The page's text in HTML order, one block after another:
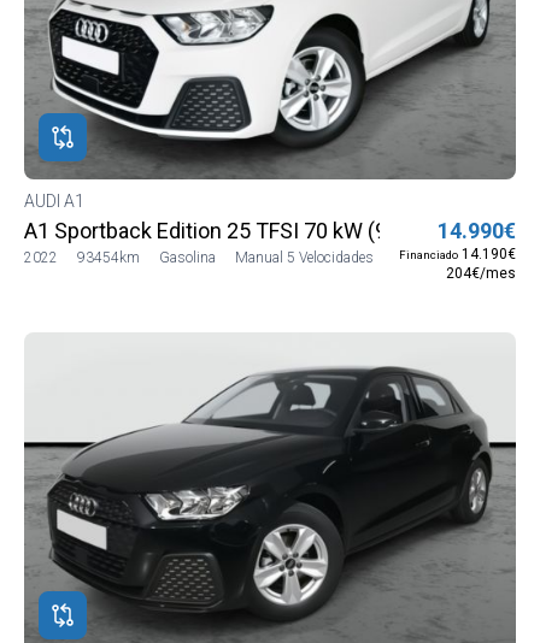
AUDI A1
A1 Sportback Edition 25 TFSI 70 kW (95 CV)
2022 93454km Gasolina Manual 5 Velocidades
14.990€
Financiado 14.190€
204€/mes